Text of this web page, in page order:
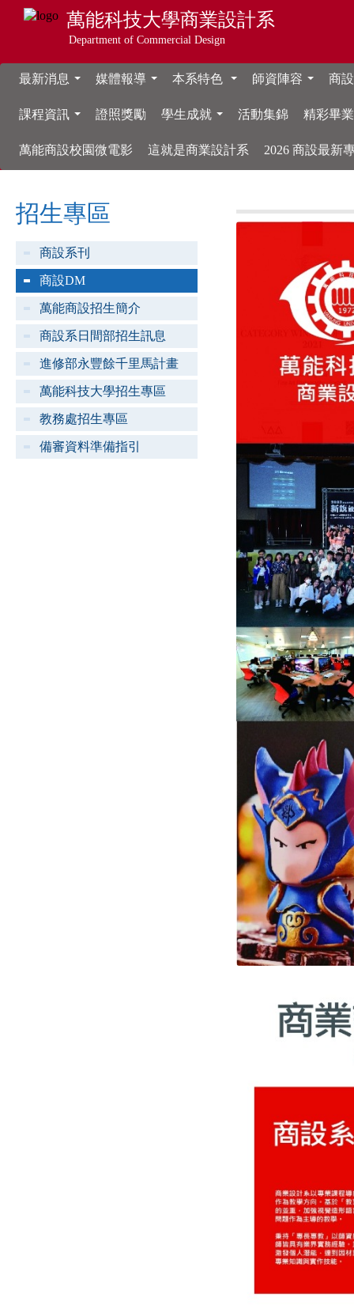
萬能科技大學商業設計系
Department of Commercial Design
最新消息 媒體報導 本系特色 師資陣容 商
課程資訊 證照獎勵 學生成就 活動集錦 精彩畢
萬能商設校園微電影 這就是商業設計系 2026 商設最新
招生專區
商設系刊
商設DM
萬能商設招生簡介
商設系日間部招生訊息
進修部永豐餘千里馬計畫
萬能科技大學招生專區
教務處招生專區
備審資料準備指引